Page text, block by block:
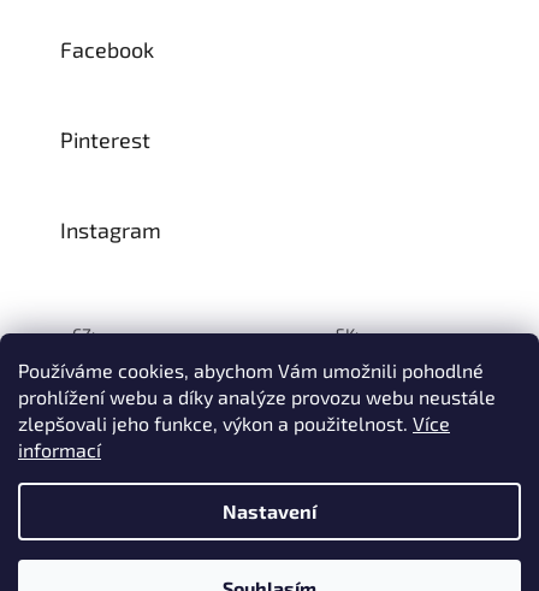
Používáme cookies, abychom Vám umožnili pohodlné
prohlížení webu a díky analýze provozu webu neustále
zlepšovali jeho funkce, výkon a použitelnost. Více
informací
Nastavení
Na přelomu července a srpna může dojít k určitému zpoždění
dodávek zboží do našeho skladu, a tím i k prodloužení termínu
doručení Vaší objednávky, a to z důvodu celozávodních
dovolených našich slovinských dodavatelů. Děkujeme za
Facebook
Pinterest
Instagram
CZ: SK:
Vytvořil Shoptet
© 1993–2026INTEA SERVICE s.r.o.Všechna práva vyhrazena.